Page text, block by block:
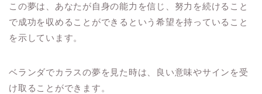
この夢は、あなたが自身の能力を信じ、努力を続けること
で成功を収めることができるという希望を持っていること
を示しています。
ベランダでカラスの夢を見た時は、良い意味やサインを受
け取ることができます。